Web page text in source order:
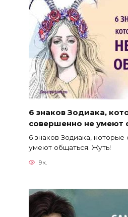
6 знаков Зодиака,
совершенно не умеют
6 знаков Зодиака,
умеют общаться. Жуть!
9к.